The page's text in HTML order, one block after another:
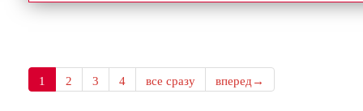
1 2 3 4 все сразу вперед→